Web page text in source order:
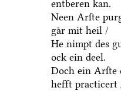
entberen kan.
Neen Arſte
gaͤr mit heil /
He nimpt des
ock ein deel.
Doch ein Arſte
hefft practicert